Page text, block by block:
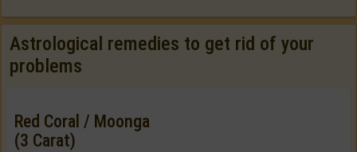
Astrological remedies to get rid of your
problems
Red Coral / Moonga
(3 Carat)